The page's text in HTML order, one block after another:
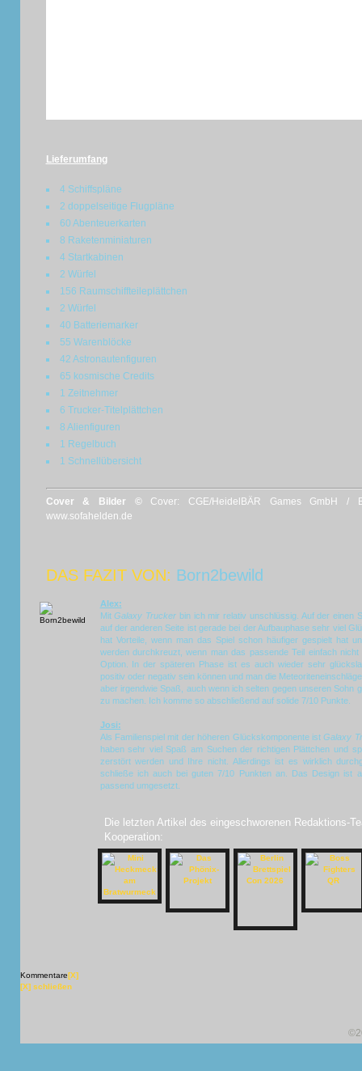
Lieferumfang
4 Schiffspläne
2 doppelseitige Flugpläne
60 Abenteuerkarten
8 Raketenminiaturen
4 Startkabinen
2 Würfel
156 Raumschiffteileplättchen
2 Würfel
40 Batteriemarker
55 Warenblöcke
42 Astronautenfiguren
65 kosmische Credits
1 Zeitnehmer
6 Trucker-Titelplättchen
8 Alienfiguren
1 Regelbuch
1 Schnellübersicht
Cover & Bilder © Cover: CGE/HeidelBÄR Games GmbH /
www.sofahelden.de
DAS FAZIT VON: Born2bewild
Alex:
MitGalaxy Trucker bin ich mir relativ unschlüssig. Auf der einen
auf der anderen Seite ist gerade bei der Aufbauphase sehr viel
hat Vorteile, wenn man das Spiel schon häufiger gespielt hat
werden durchkreuzt, wenn man das passende Teil einfach
Option. In der späteren Phase ist es auch wieder sehr
positiv oder negativ sein können und man die
aber irgendwie Spaß, auch wenn ich selten gegen unseren Sohn
zu machen. Ich komme so abschließend auf solide 7/10 Punkte.
Josi:
Als Familienspiel mit der höheren Glückskomponente istGalaxy
haben sehr viel Spaß am Suchen der richtigen Plättchen und
zerstört werden und Ihre nicht. Allerdings ist es wirklich
schließe ich auch bei guten 7/10 Punkten an. Das Design ist
passend umgesetzt.
Die letzten Artikel des eingeschworenen Redaktions-
Kooperation:
Kommentare[X]
[X] schließen